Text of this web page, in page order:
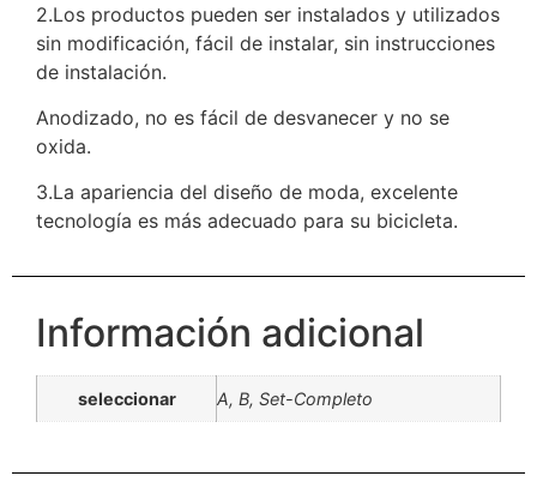
2.Los productos pueden ser instalados y utilizados
sin modificación, fácil de instalar, sin instrucciones
de instalación.
Anodizado, no es fácil de desvanecer y no se
oxida.
3.La apariencia del diseño de moda, excelente
tecnología es más adecuado para su bicicleta.
Información adicional
seleccionar A, B, Set-Completo